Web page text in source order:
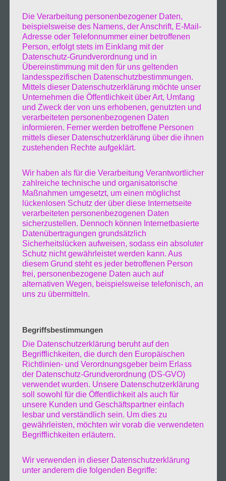
20.Februar.2022
Das unvorstellbare ist geschehen,
Russland, Putin greift die Ukraine an. Und das
mitten in Europa. Aus meiner Sicht und
empfinden nach war es längst über fällig.
Das dürfte der erste schritt in Richtung
Ende der Menschheit sein. Lasst frieden
herrschen. 18.Februar.2022
Corona ist immer noch allgegenwärtig
und bestimmt weiterhin unser leben. Auch
mein leben wird davon bestimmt. Über die zeit
am meisten einschränkt ist die weiterhin
geltende Vorschrift der Maskenpflicht. Zum
4.März werden weitere Lockerungen
kommen und zum 20.März sollen sämtliche
Einschränkungen aufgehoben werden weil
eine ausreichende Immunität vorliegt und jetzt
kommt aber der das große aber Die
Maskenpflicht soll weiter bestehen. Ich habe
Asthma und eine vererbte Lungenkrankheit
die mich, vor allem in den letzten fünf Jahren
immer weiter einschränkt. In den
Maskenpflicht. Hoffentlich kommen bei uns
die Masken bald weg und damit für mich ein
klein wenig Normalität. In diesem Sinne bleibt
weiterhin gesund lasst euch weiter impfen
für euch selbst und die Menschen die um
euch sind, Menschen die ihr liebt.
18.Februar.2022
Moin, Zeynep hat uns besucht
es war bereits der zweite Sturm in den
Geschwindigkeit von 145Km/h, gemessen an
meiner Wetterstation im Auto. Ich stand
Die Verarbeitung personenbezogener Daten,
beispielsweise des Namens, der Anschrift, E-Mail-
Adresse oder Telefonnummer einer betroffenen
Person, erfolgt stets im Einklang mit der
Datenschutz-Grundverordnung und in
Übereinstimmung mit den für uns geltenden
landesspezifischen Datenschutzbestimmungen.
Mittels dieser Datenschutzerklärung möchte unser
Unternehmen die Öffentlichkeit über Art, Umfang
und Zweck der von uns erhobenen, genutzten und
verarbeiteten personenbezogenen Daten
informieren. Ferner werden betroffene Personen
mittels dieser Datenschutzerklärung über die ihnen
zustehenden Rechte aufgeklärt.
Wir haben als für die Verarbeitung Verantwortlicher
zahlreiche technische und organisatorische
Maßnahmen umgesetzt, um einen möglichst
lückenlosen Schutz der über diese Internetseite
verarbeiteten personenbezogenen Daten
sicherzustellen. Dennoch können Internetbasierte
Datenübertragungen grundsätzlich
Sicherheitslücken aufweisen, sodass ein absoluter
Schutz nicht gewährleistet werden kann. Aus
diesem Grund steht es jeder betroffenen Person
frei, personenbezogene Daten auch auf
alternativen Wegen, beispielsweise telefonisch, an
uns zu übermitteln.
Begriffsbestimmungen
Die Datenschutzerklärung beruht auf den
Begrifflichkeiten, die durch den Europäischen
Richtlinien- und Verordnungsgeber beim Erlass
der Datenschutz-Grundverordnung (DS-GVO)
verwendet wurden. Unsere Datenschutzerklärung
soll sowohl für die Öffentlichkeit als auch für
unsere Kunden und Geschäftspartner einfach
lesbar und verständlich sein. Um dies zu
gewährleisten, möchten wir vorab die verwendeten
Begrifflichkeiten erläutern.
Wir verwenden in dieser Datenschutzerklärung
unter anderem die folgenden Begriffe: